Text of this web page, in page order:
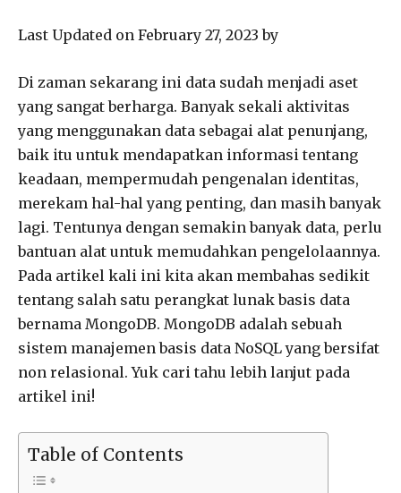
Last Updated on February 27, 2023 by
Di zaman sekarang ini data sudah menjadi aset
yang sangat berharga. Banyak sekali aktivitas
yang menggunakan data sebagai alat penunjang,
baik itu untuk mendapatkan informasi tentang
keadaan, mempermudah pengenalan identitas,
merekam hal-hal yang penting, dan masih banyak
lagi. Tentunya dengan semakin banyak data, perlu
bantuan alat untuk memudahkan pengelolaannya.
Pada artikel kali ini kita akan membahas sedikit
tentang salah satu perangkat lunak basis data
bernama MongoDB. MongoDB adalah sebuah
sistem manajemen basis data NoSQL yang bersifat
non relasional. Yuk cari tahu lebih lanjut pada
artikel ini!
Table of Contents